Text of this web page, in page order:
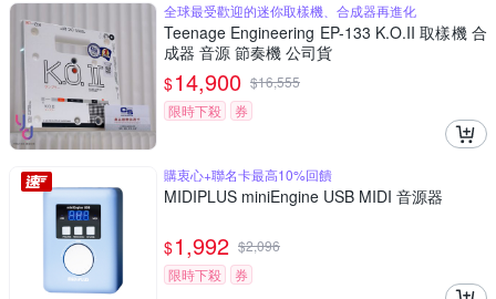
全球最受歡迎的迷你取樣機、合成器再進化
Teenage Engineering EP-133 K.O.II 取樣機 合
成器 音源 節奏機 公司貨
$14,900 $16,555
限時下殺
券
購衷心+聯名卡最高10%回饋
MIDIPLUS miniEngine USB MIDI 音源器
$1,992 $2,096
限時下殺
券